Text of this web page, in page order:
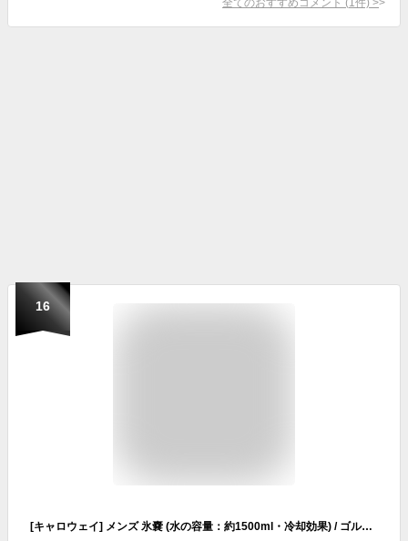
16
[キャロウェイ] メンズ 氷嚢 (水の容量：約1500ml・冷却効果) / ゴルフ / C25198104 1111_ブルー FR